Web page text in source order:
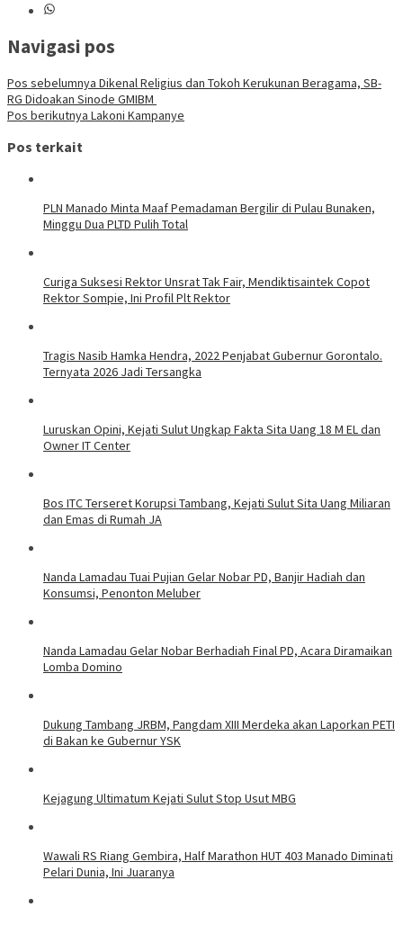
Navigasi pos
Pos sebelumnya Dikenal Religius dan Tokoh Kerukunan Beragama, SB-
RG Didoakan Sinode GMIBM
Pos berikutnya Lakoni Kampanye
Pos terkait
PLN Manado Minta Maaf Pemadaman Bergilir di Pulau Bunaken,
Minggu Dua PLTD Pulih Total
Curiga Suksesi Rektor Unsrat Tak Fair, Mendiktisaintek Copot
Rektor Sompie, Ini Profil Plt Rektor
Tragis Nasib Hamka Hendra, 2022 Penjabat Gubernur Gorontalo.
Ternyata 2026 Jadi Tersangka
Luruskan Opini, Kejati Sulut Ungkap Fakta Sita Uang 18 M EL dan
Owner IT Center
Bos ITC Terseret Korupsi Tambang, Kejati Sulut Sita Uang Miliaran
dan Emas di Rumah JA
Nanda Lamadau Tuai Pujian Gelar Nobar PD, Banjir Hadiah dan
Konsumsi, Penonton Meluber
Nanda Lamadau Gelar Nobar Berhadiah Final PD, Acara Diramaikan
Lomba Domino
Dukung Tambang JRBM, Pangdam XIII Merdeka akan Laporkan PETI
di Bakan ke Gubernur YSK
Kejagung Ultimatum Kejati Sulut Stop Usut MBG
Wawali RS Riang Gembira, Half Marathon HUT 403 Manado Diminati
Pelari Dunia, Ini Juaranya